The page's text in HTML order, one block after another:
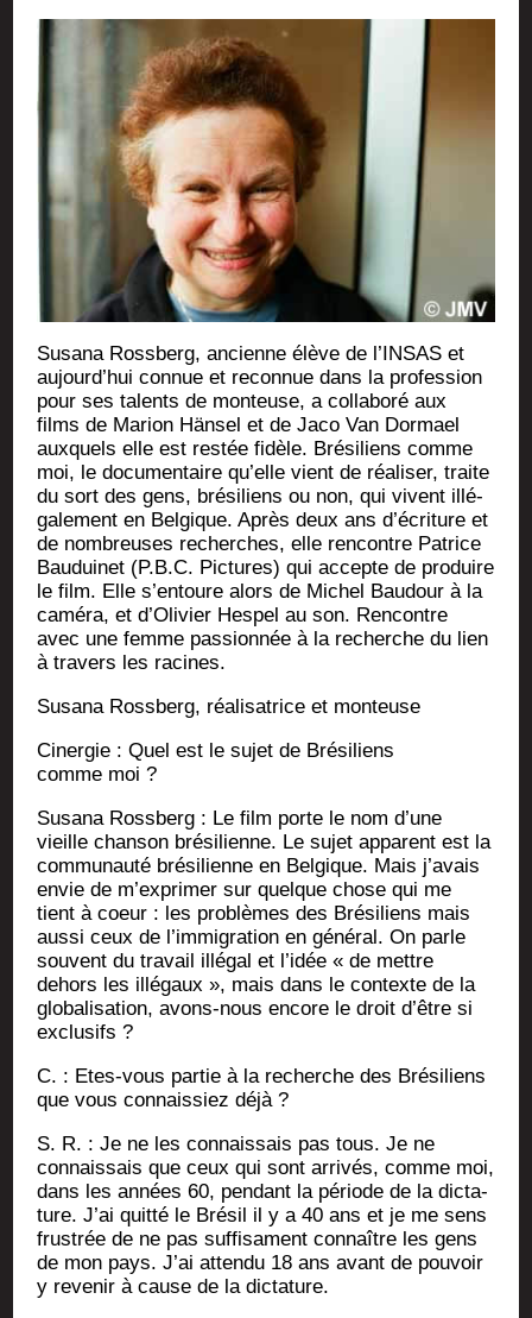
Susa­na Ross­berg, ancienne élève de l’INSAS et
aujourd’­hui connue et recon­nue dans la pro­fes­sion
pour ses talents de mon­teuse, a col­la­bo­ré aux
films de Marion Hän­sel et de Jaco Van Dor­mael
aux­quels elle est res­tée fidèle. Bré­si­liens comme
moi, le docu­men­taire qu’elle vient de réa­li­ser, traite
du sort des gens, bré­si­liens ou non, qui vivent illé­
ga­le­ment en Bel­gique. Après deux ans d’é­cri­ture et
de nom­breuses recherches, elle ren­contre Patrice
Bau­dui­net (P.B.C. Pic­tures) qui accepte de pro­duire
le film. Elle s’entoure alors de Michel Bau­dour à la
camé­ra, et d’Olivier Hes­pel au son. Ren­contre
avec une femme pas­sion­née à la recherche du lien
à tra­vers les racines.
Susa­na Ross­berg, réa­li­sa­trice et monteuse
Ciner­gie : Quel est le sujet de Bré­si­liens
comme moi ?
Susa­na Ross­berg : Le film porte le nom d’une
vieille chan­son bré­si­lienne. Le sujet appa­rent est la
com­mu­nau­té bré­si­lienne en Bel­gique. Mais j’a­vais
envie de m’ex­pri­mer sur quelque chose qui me
tient à coeur : les pro­blèmes des Bré­si­liens mais
aus­si ceux de l’im­mi­gra­tion en géné­ral. On parle
sou­vent du tra­vail illé­gal et l’i­dée « de mettre
dehors les illé­gaux », mais dans le contexte de la
glo­ba­li­sa­tion, avons-nous encore le droit d’être si
exclusifs ?
C. : Etes-vous par­tie à la recherche des Bré­si­liens
que vous connais­siez déjà ?
S. R. : Je ne les connais­sais pas tous. Je ne
connais­sais que ceux qui sont arri­vés, comme moi,
dans les années 60, pen­dant la période de la dic­ta­
ture. J’ai quit­té le Bré­sil il y a 40 ans et je me sens
frus­trée de ne pas suf­fi­sa­ment connaître les gens
de mon pays. J’ai atten­du 18 ans avant de pou­voir
y reve­nir à cause de la dictature.